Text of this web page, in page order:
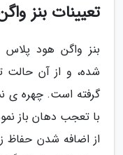
تعیینات بنز
بنز واگن هود پلاس
شده، و از آن حالت
گرفته است. چهره ی
با تعجب دهان باز